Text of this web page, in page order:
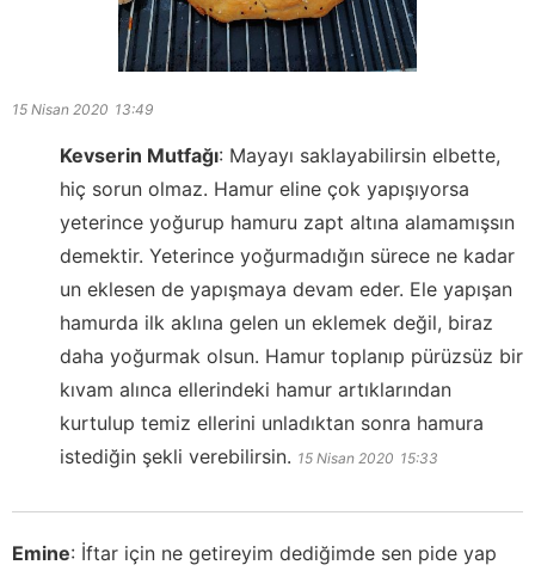
15 Nisan 2020 13:49
Kevserin Mutfağı: Mayayı saklayabilirsin elbette,
hiç sorun olmaz. Hamur eline çok yapışıyorsa
yeterince yoğurup hamuru zapt altına alamamışsın
demektir. Yeterince yoğurmadığın sürece ne kadar
un eklesen de yapışmaya devam eder. Ele yapışan
hamurda ilk aklına gelen un eklemek değil, biraz
daha yoğurmak olsun. Hamur toplanıp pürüzsüz bir
kıvam alınca ellerindeki hamur artıklarından
kurtulup temiz ellerini unladıktan sonra hamura
istediğin şekli verebilirsin. 15 Nisan 2020 15:33
Emine: İftar için ne getireyim dediğimde sen pide yap